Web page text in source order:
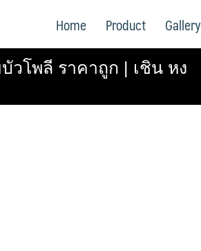
Home Product Gallery
วโพลี ราคาถูก | เชิน หง